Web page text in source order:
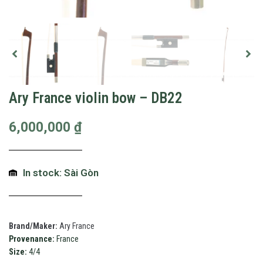
Ary France violin bow – DB22
6,000,000 ₫
In stock: Sài Gòn
Brand/Maker: Ary France
Provenance: France
Size: 4/4